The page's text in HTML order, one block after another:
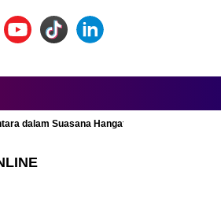
dalam Suasana Hangat dan Nyaman